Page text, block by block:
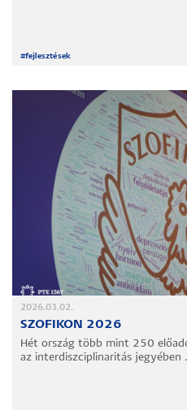
#fejlesztések
2026.03.02.
SZOFIKON 2026
Hét ország több mint 250
az interdiszciplinaritás jegyében